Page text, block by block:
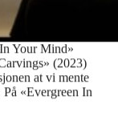
Your Mind»
(2023)
at vi mente
«Evergreen In